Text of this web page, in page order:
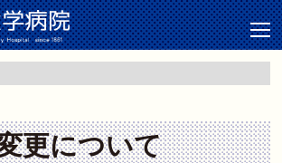
更について